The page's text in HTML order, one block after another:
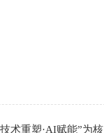
术重塑·AI赋能”为核